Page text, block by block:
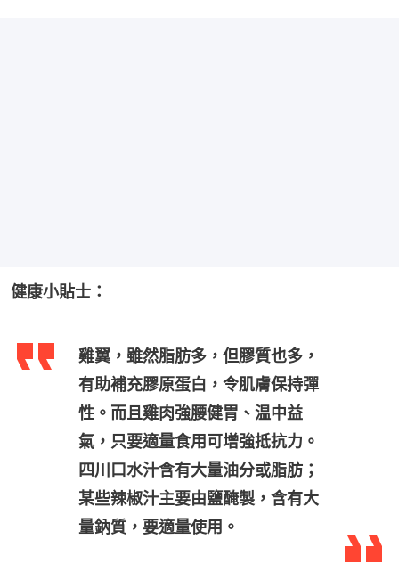
健康小貼士：
雞翼，雖然脂肪多，但膠質也多，
有助補充膠原蛋白，令肌膚保持彈
性。而且雞肉強腰健胃、温中益
氣，只要適量食用可增強抵抗力。
四川口水汁含有大量油分或脂肪；
某些辣椒汁主要由鹽醃製，含有大
量鈉質，要適量使用。